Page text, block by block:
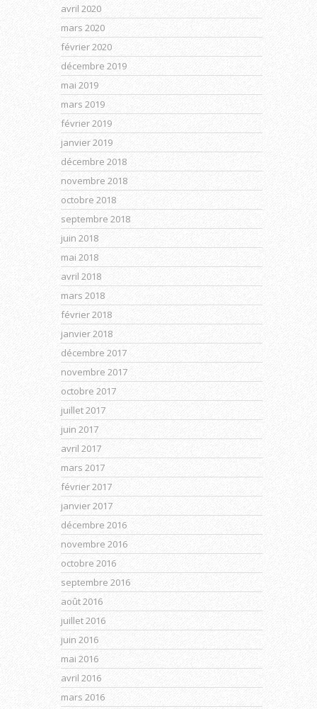
avril 2020
mars 2020
février 2020
décembre 2019
mai 2019
mars 2019
février 2019
janvier 2019
décembre 2018
novembre 2018
octobre 2018
septembre 2018
juin 2018
mai 2018
avril 2018
mars 2018
février 2018
janvier 2018
décembre 2017
novembre 2017
octobre 2017
juillet 2017
juin 2017
avril 2017
mars 2017
février 2017
janvier 2017
décembre 2016
novembre 2016
octobre 2016
septembre 2016
août 2016
juillet 2016
juin 2016
mai 2016
avril 2016
mars 2016